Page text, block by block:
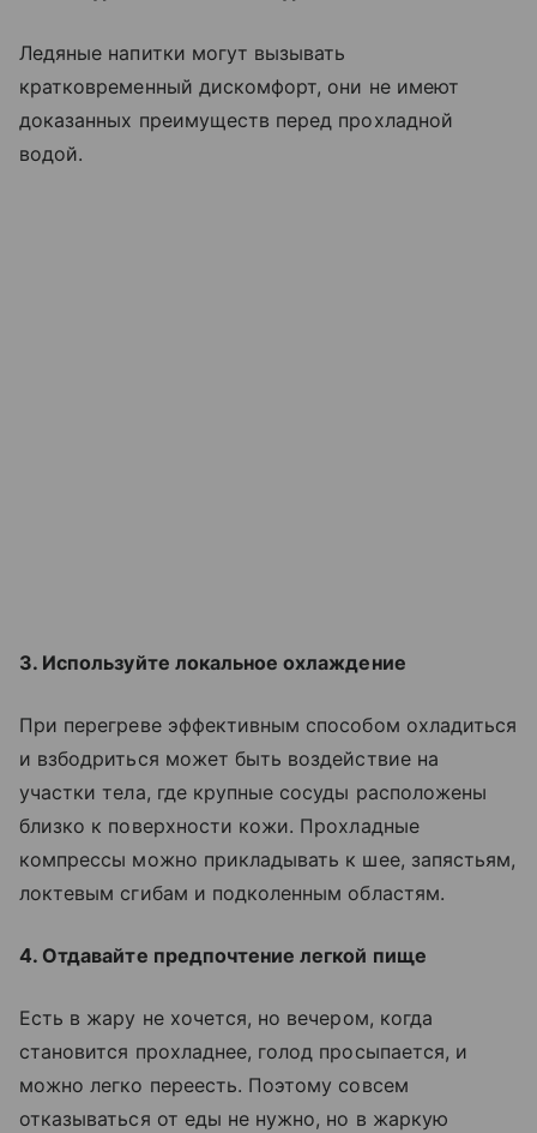
Ледяные напитки могут вызывать
кратковременный дискомфорт, они не имеют
доказанных преимуществ перед прохладной
водой.
3. Используйте локальное охлаждение
При перегреве эффективным способом охладиться
и взбодриться может быть воздействие на
участки тела, где крупные сосуды расположены
близко к поверхности кожи. Прохладные
компрессы можно прикладывать к шее, запястьям,
локтевым сгибам и подколенным областям.
4. Отдавайте предпочтение легкой пище
Есть в жару не хочется, но вечером, когда
становится прохладнее, голод просыпается, и
можно легко переесть. Поэтому совсем
отказываться от еды не нужно, но в жаркую